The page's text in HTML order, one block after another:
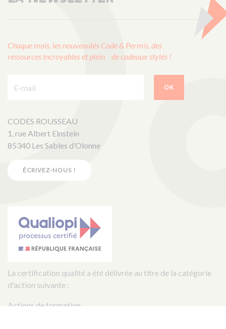
Chaque mois, les nouveautés Code & Permis, des
ressources incroyables et plein de cadeaux stylés !
OK
CODES ROUSSEAU
1, rue Albert Einstein
85340 Les Sables d’Olonne
ÉCRIVEZ-NOUS !
La certification qualité a été délivrée au titre de la catégorie
d'action suivante :
Actions de formation